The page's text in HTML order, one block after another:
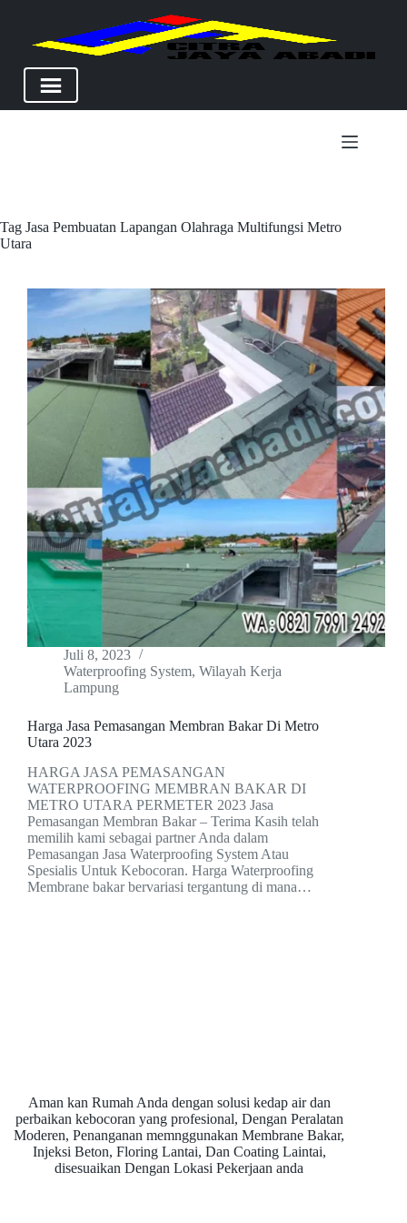
Tag Jasa Pembuatan Lapangan Olahraga Multifungsi Metro
Utara
Juli 8, 2023
Waterproofing System, Wilayah Kerja
Lampung
Harga Jasa Pemasangan Membran Bakar Di Metro
Utara 2023
HARGA JASA PEMASANGAN
WATERPROOFING MEMBRAN BAKAR DI
METRO UTARA PERMETER 2023 Jasa
Pemasangan Membran Bakar – Terima Kasih telah
memilih kami sebagai partner Anda dalam
Pemasangan Jasa Waterproofing System Atau
Spesialis Untuk Kebocoran. Harga Waterproofing
Membrane bakar bervariasi tergantung di mana…
Aman kan Rumah Anda dengan solusi kedap air dan
perbaikan kebocoran yang profesional, Dengan Peralatan
Moderen, Penanganan memnggunakan Membrane Bakar,
Injeksi Beton, Floring Lantai, Dan Coating Laintai,
disesuaikan Dengan Lokasi Pekerjaan anda